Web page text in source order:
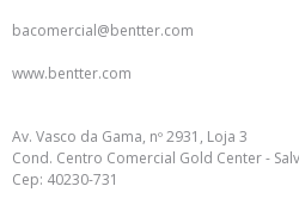
bacomercial@bentter.com
www.bentter.com
Av. Vasco da Gama, nº 2931, Loja 3
Cond. Centro Comercial Gold Center -
Cep: 40230-731